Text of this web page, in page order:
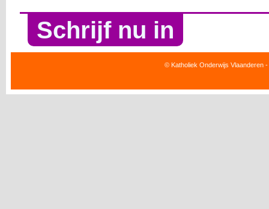
Schrijf nu in
© Katholiek Onderwijs Vlaanderen